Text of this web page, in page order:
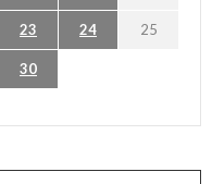
23 24 25
30